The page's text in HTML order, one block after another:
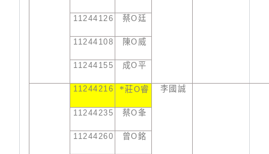
11244126 蔡O廷
11244108 陳O 威
11244155 成O平
11244216 *莊O睿 李國誠
11244235 蔡O夆
11244260 曾O銘